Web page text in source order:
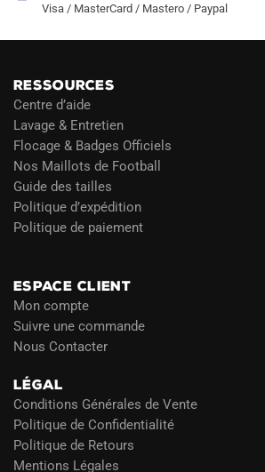
Visa / MasterCard / Mastero / Paypal
RESSOURCES
Centre d’aide
Lavage & Entretien
Flocage & Badges Officiels
Nos Maillots de Football
Guide des tailles
Politique d’expédition
Politique de paiement
ESPACE CLIENT
Mon compte
Suivre une commande
Nous Contacter
LÉGAL
Conditions Générales de Vente
Politique de Confidentialité
Politique de Retours
Mentions Légales